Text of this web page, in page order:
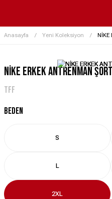
Anasayfa Yeni Koleksiyon NİKE
NİKE ERKEK ANTRENMAN
TFF
BEDEN
S
L
2XL